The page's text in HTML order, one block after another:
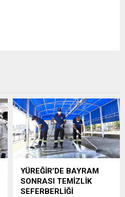
YÜREĞİR’DE BAYRAM
SONRASI TEMİZLİK
SEFERBERLİĞİ